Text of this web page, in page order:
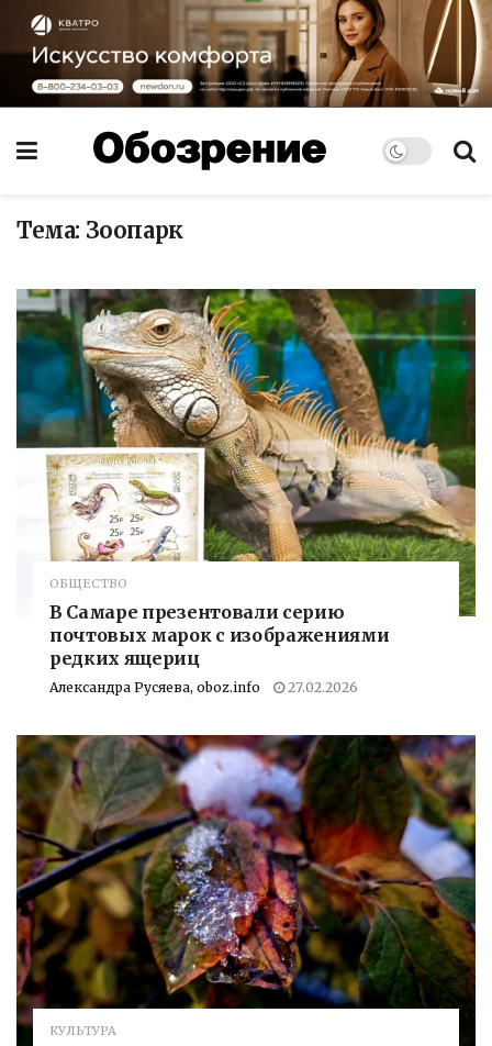
Тема: Зоопарк
ОБЩЕСТВО
В Самаре презентовали серию
почтовых марок с изображениями
редких ящериц
Александра Русяева, oboz.info 27.02.2026
КУЛЬТУРА